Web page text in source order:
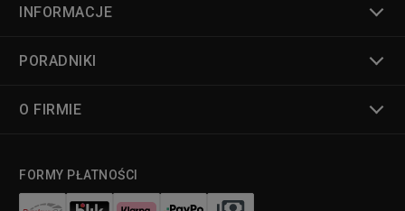
INFORMACJE
PORADNIKI
O FIRMIE
FORMY PŁATNOŚCI